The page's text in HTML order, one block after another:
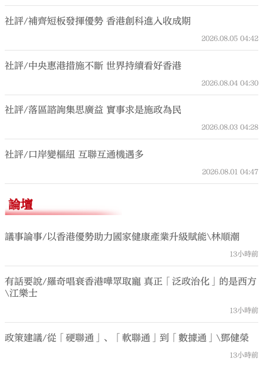
社評/補齊短板發揮優勢 香港創科進入收成期
2026.08.05 04:42
社評/中央惠港措施不斷 世界持續看好香港
2026.08.04 04:30
社評/落區諮詢集思廣益 實事求是施政為民
2026.08.03 04:28
社評/口岸變樞紐 互聯互通機遇多
2026.08.01 04:47
論壇
議事論事/以香港優勢助力國家健康產業升級賦能\林順潮
13小時前
有話要說/羅奇唱衰香港嘩眾取寵 真正「泛政治化」的是西方
\江樂士
13小時前
政策建議/從「硬聯通」、「軟聯通」到「數據通」\鄧健榮
13小時前